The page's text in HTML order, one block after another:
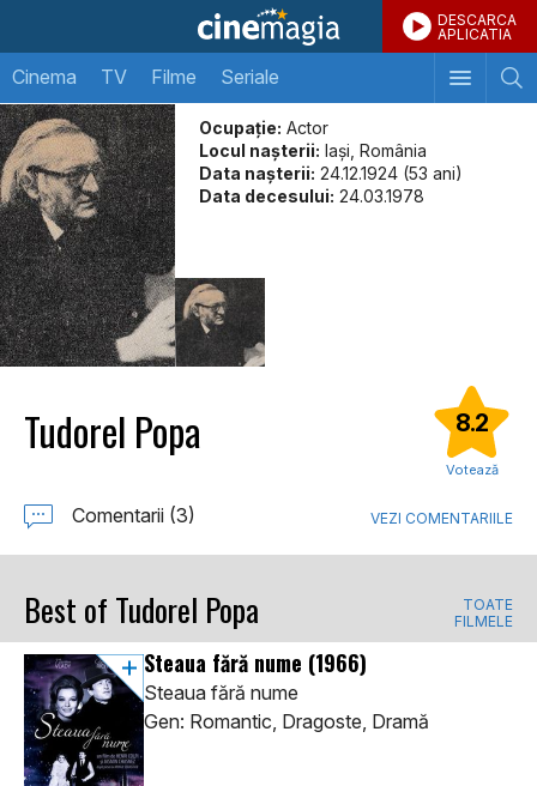
DESCARCA
APLICATIA
Cinema TV Filme Seriale
Ocupație: Actor
Locul naşterii: Iași, România
Data naşterii: 24.12.1924 (53 ani)
Data decesului: 24.03.1978
Tudorel Popa 8.2
Votează
Comentarii (3) VEZI COMENTARIILE
Best of Tudorel Popa
TOATE
FILMELE
Steaua fără nume (1966)
Steaua fără nume
Gen: Romantic, Dragoste, Dramă